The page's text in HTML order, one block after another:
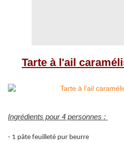
Tarte à l'ail
Ingrédients pour 4 personnes :
- 1 pâte feuilleté pur beurre